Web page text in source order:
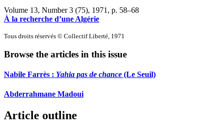
Volume 13, Number 3 (75), 1971 , p. 58–68
À la recherche d’une Algérie
Tous droits réservés © Collectif Liberté, 1971
Browse the articles in this issue
Nabile Farrès : Yahia pas de chance (Le Seuil)
Abderrahmane Madoui
Article outline